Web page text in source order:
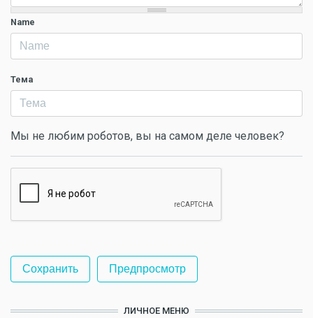
Name
Тема
Мы не любим роботов, вы на самом деле человек?
ЛИЧНОЕ МЕНЮ